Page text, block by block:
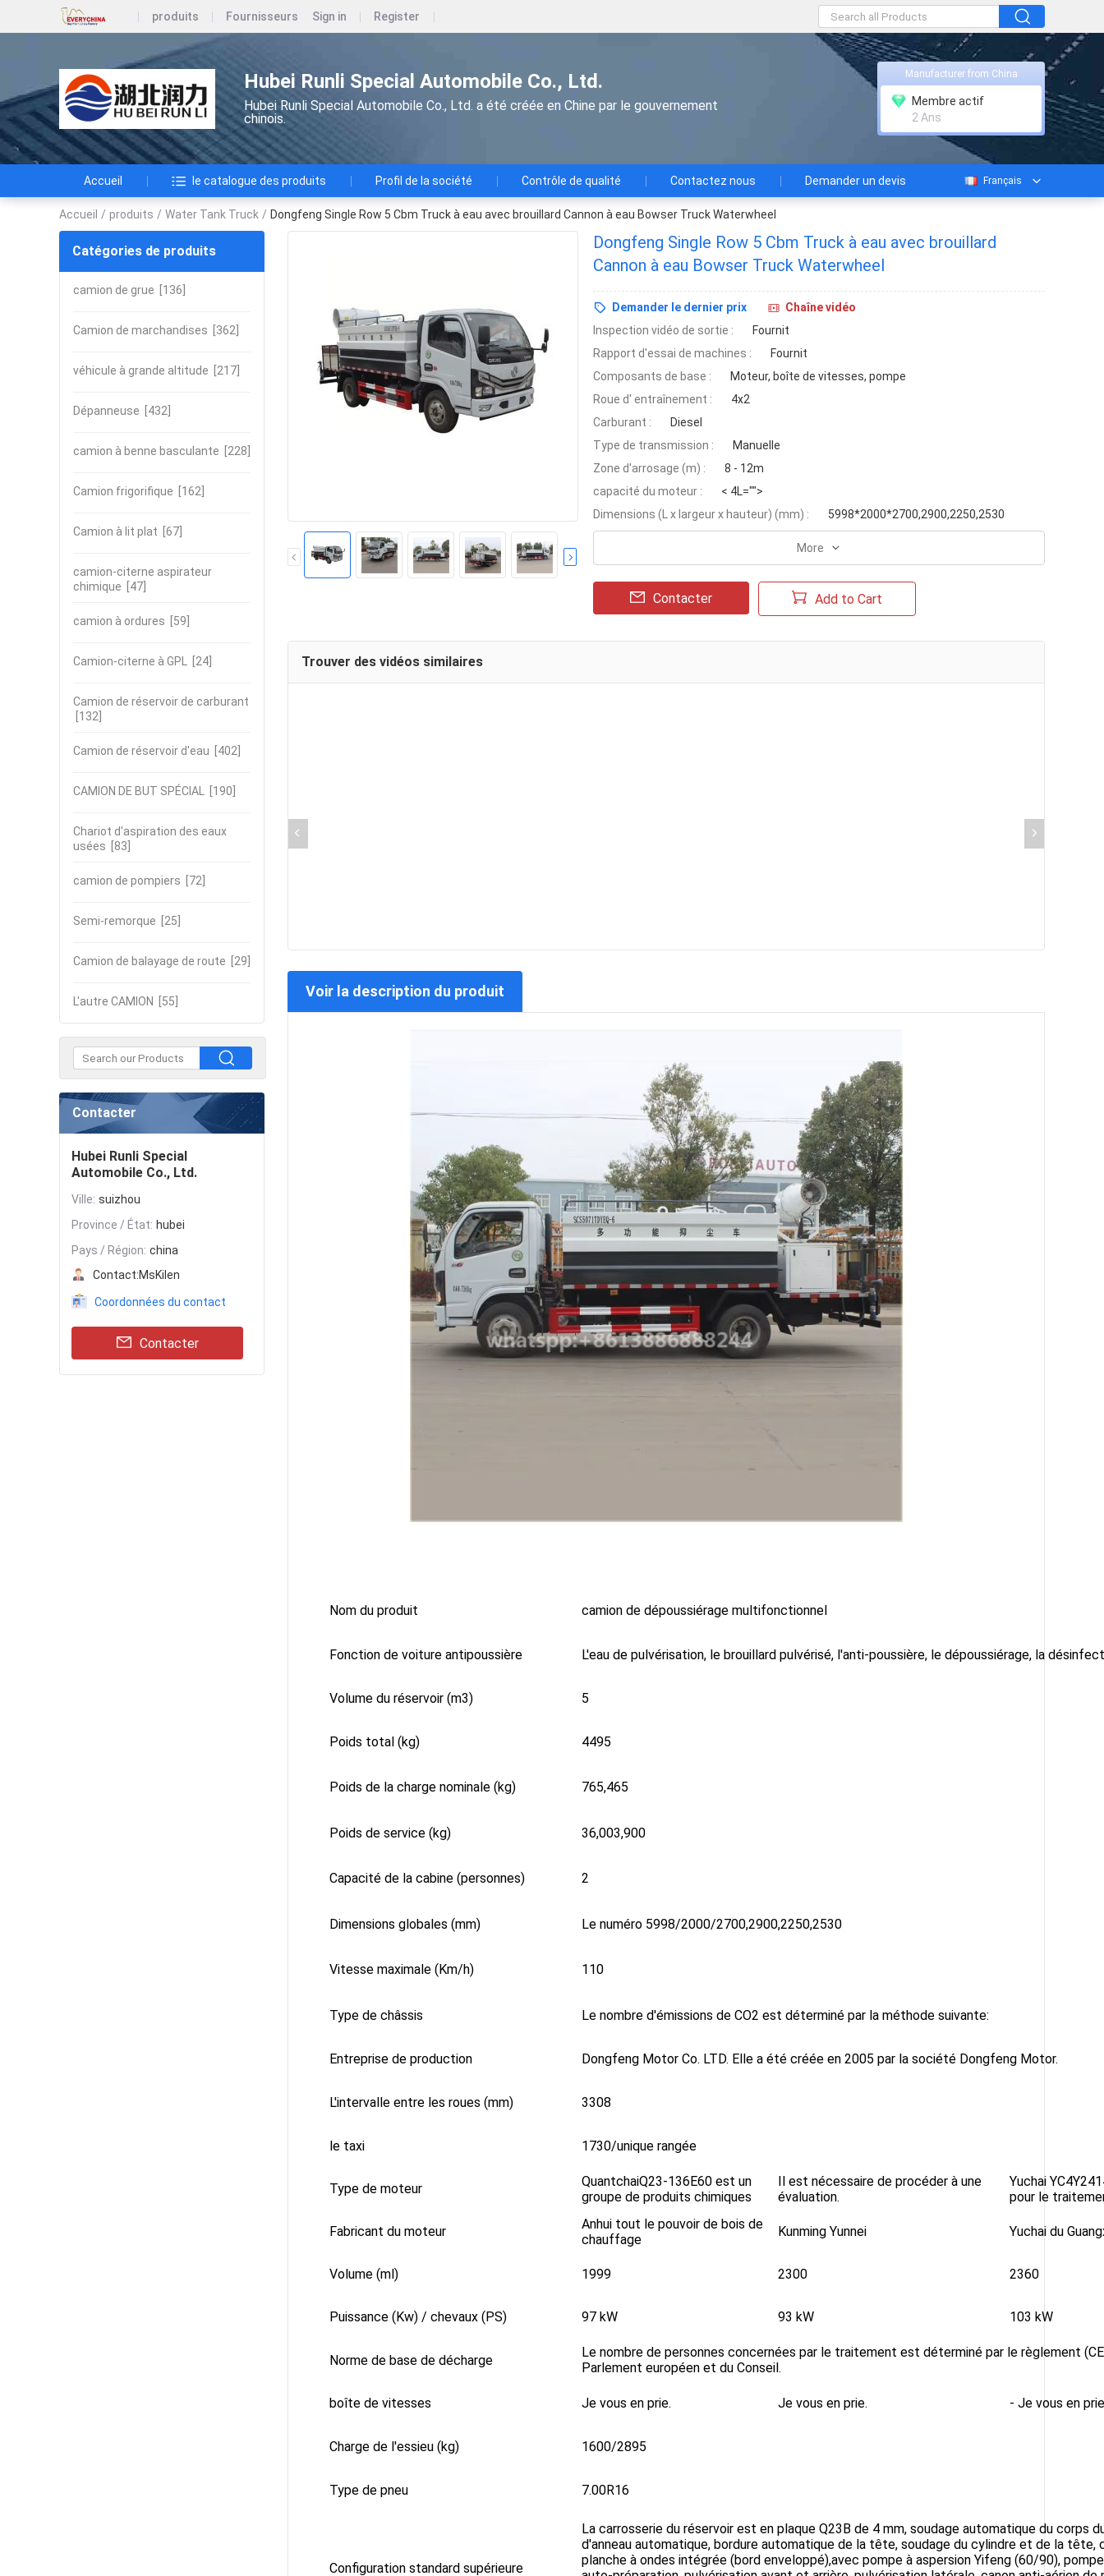
produits Fournisseurs Sign in Register
Hubei Runli Special Automobile Co., Ltd.
Hubei Runli Special Automobile Co., Ltd. a été créée en Chine par le gouvernement
chinois.
Manufacturer from China
Membre actif
2 Ans
Accueil le catalogue des produits Profil de la société Contrôle de qualité Contactez nous Demander un devis Français
Accueil / produits / Water Tank Truck / Dongfeng Single Row 5 Cbm Truck à eau avec brouillard Cannon à eau Bowser Truck Waterwheel
Catégories de produits
camion de grue [136]
Camion de marchandises [362]
véhicule à grande altitude [217]
Dépanneuse [432]
camion à benne basculante [228]
Camion frigorifique [162]
Camion à lit plat [67]
camion-citerne aspirateur
chimique [47]
camion à ordures [59]
Camion-citerne à GPL [24]
Camion de réservoir de carburant
[132]
Camion de réservoir d'eau [402]
CAMION DE BUT SPÉCIAL [190]
Chariot d'aspiration des eaux
usées [83]
camion de pompiers [72]
Semi-remorque [25]
Camion de balayage de route [29]
L'autre CAMION [55]
Contacter
Hubei Runli Special
Automobile Co., Ltd.
Ville: suizhou
Province / État: hubei
Pays / Région: china
Contact:MsKilen
Coordonnées du contact
Contacter
Dongfeng Single Row 5 Cbm Truck à eau avec brouillard
Cannon à eau Bowser Truck Waterwheel
Demander le dernier prix
Chaîne vidéo
Inspection vidéo de sortie :
Fournit
Rapport d'essai de machines :
Fournit
Composants de base :
Moteur, boîte de vitesses, pompe
Roue d' entraînement :
4x2
Carburant :
Diesel
Type de transmission :
Manuelle
Zone d'arrosage (m) :
8 - 12m
capacité du moteur :
< 4L="">
Dimensions (L x largeur x hauteur) (mm) :
5998*2000*2700,2900,2250,2530
More
Contacter Add to Cart
Trouver des vidéos similaires
Voir la description du produit
Nom du produit camion de dépoussiérage multifonctionnel
Fonction de voiture antipoussière L'eau de pulvérisation, le brouillard pulvérisé, l'anti-poussière, le dépoussiérage, la
Volume du réservoir (m3) 5
Poids total (kg) 4495
Poids de la charge nominale (kg) 765,465
Poids de service (kg) 36,003,900
Capacité de la cabine (personnes) 2
Dimensions globales (mm) Le numéro 5998/2000/2700,2900,2250,2530
Vitesse maximale (Km/h) 110
Type de châssis Le nombre d'émissions de CO2 est déterminé par la méthode suivante:
Entreprise de production Dongfeng Motor Co. LTD. Elle a été créée en 2005 par la société Dongfeng Motor.
L'intervalle entre les roues (mm) 3308
le taxi 1730/unique rangée
Type de moteur
QuantchaiQ23-136E60 est un
groupe de produits chimiques
Il est nécessaire de procéder à une
évaluation.
Yuchai
pour le
Fabricant du moteur
Anhui tout le pouvoir de bois de
chauffage
Kunming Yunnei Yuchai du
Volume (ml) 1999 2300 2360
Puissance (Kw) / chevaux (PS) 97 kW 93 kW 103 kW
Norme de base de décharge
Le nombre de personnes concernées par le traitement est déterminé par le règlement
Parlement européen et du Conseil.
boîte de vitesses Je vous en prie. Je vous en prie. - Je vous en
Charge de l'essieu (kg) 1600/2895
Type de pneu 7.00R16
Configuration standard supérieure
La carrosserie du réservoir est en plaque Q23B de 4 mm, soudage automatique du corps
d'anneau automatique, bordure automatique de la tête, soudage du cylindre et de la tête,
planche à ondes intégrée (bord enveloppé),avec pompe à aspersion Yifeng (60/90),